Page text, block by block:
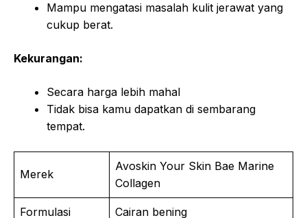
Mampu mengatasi masalah kulit jerawat yang
cukup berat.
Kekurangan:
Secara harga lebih mahal
Tidak bisa kamu dapatkan di sembarang
tempat.
Merek
Avoskin Your Skin Bae Marine
Collagen
Formulasi Cairan bening